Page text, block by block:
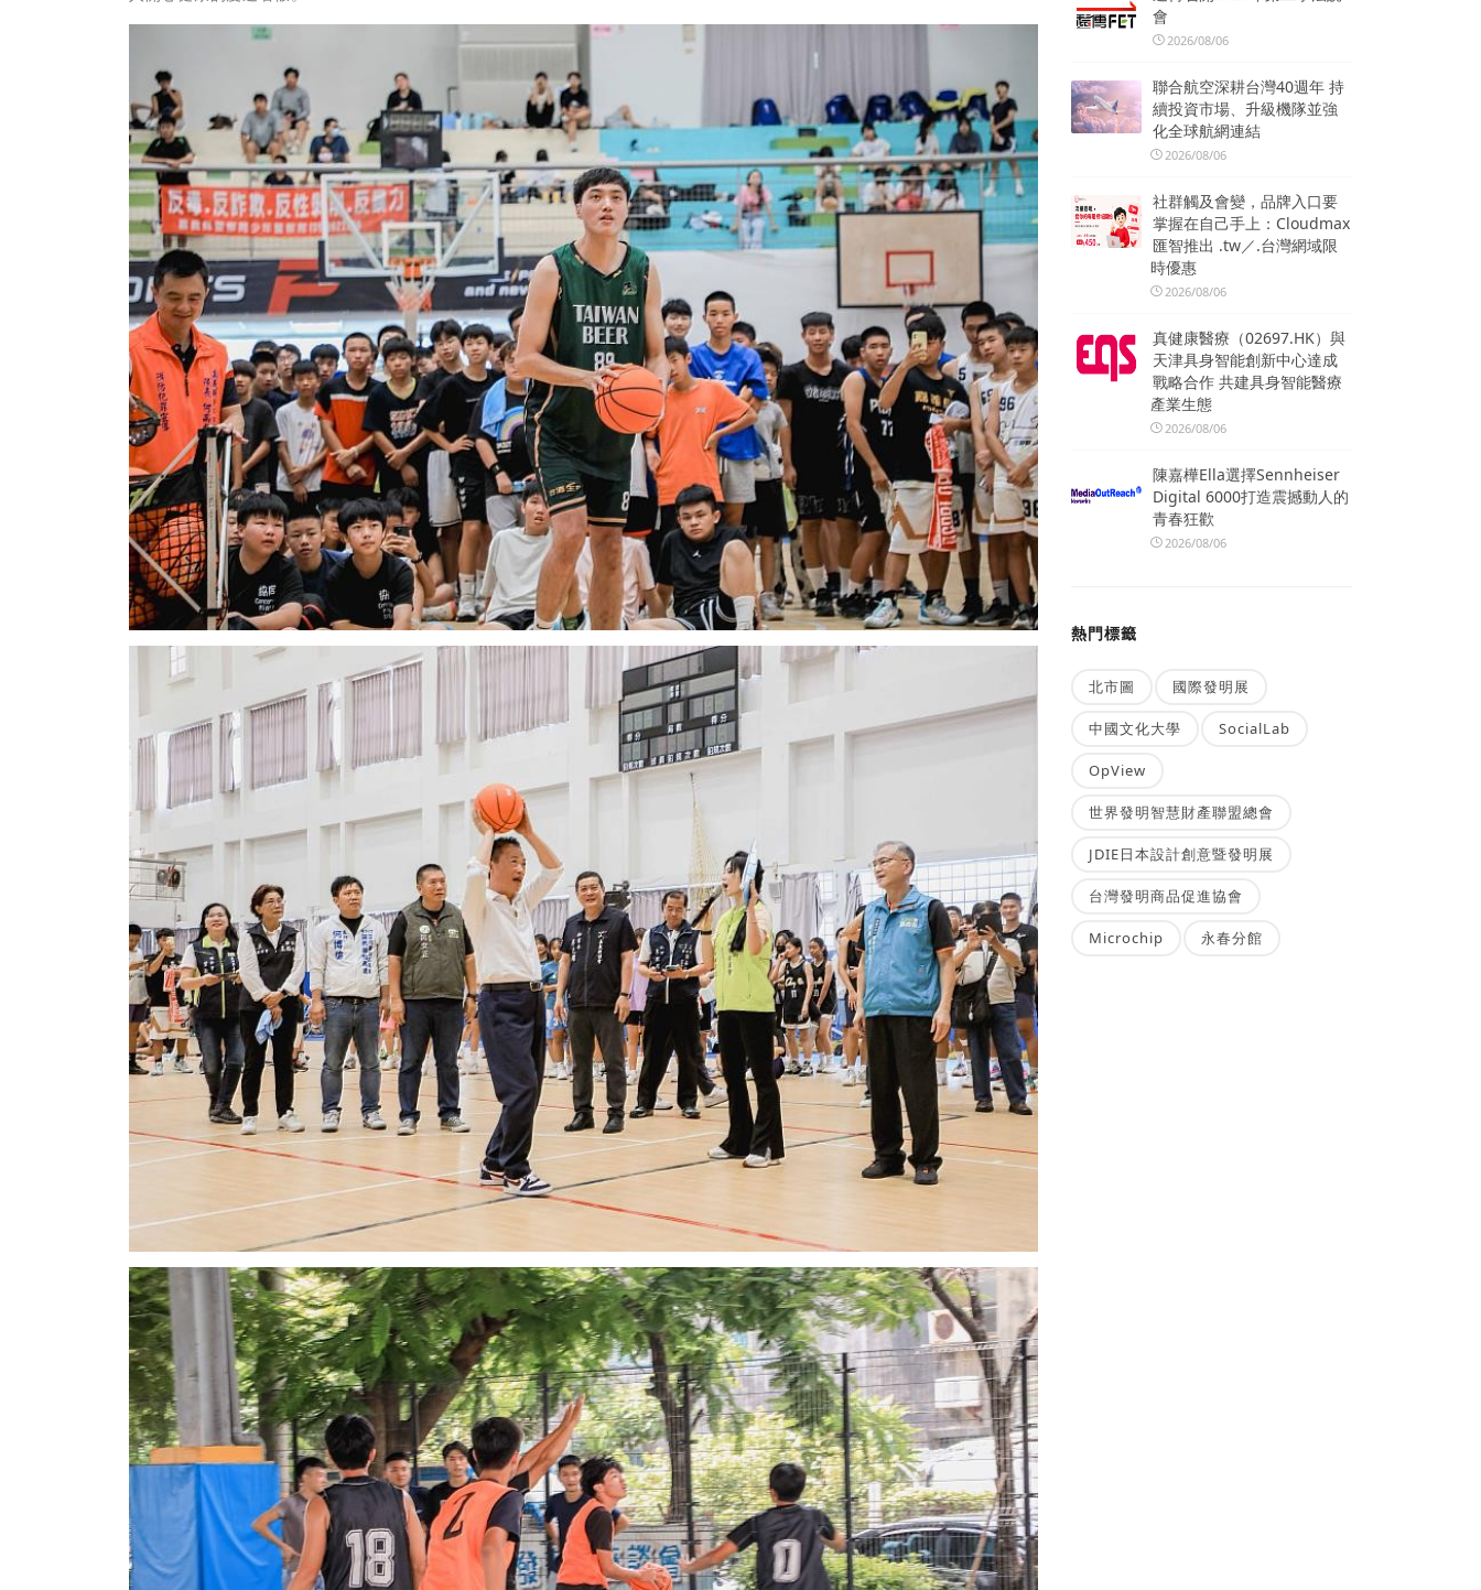
會
2026/08/06
聯合航空深耕台灣40週年 持
續投資市場、升級機隊並強
化全球航網連結
2026/08/06
社群觸及會變，品牌入口要
掌握在自己手上：Cloudmax
匯智推出 .tw／.台灣網域限
時優惠
2026/08/06
真健康醫療（02697.HK）與
天津具身智能創新中心達成
戰略合作 共建具身智能醫療
產業生態
2026/08/06
陳嘉樺Ella選擇Sennheiser
Digital 6000打造震撼動人的
青春狂歡
2026/08/06
熱門標籤
北市圖 國際發明展
中國文化大學 SocialLab
OpView
世界發明智慧財產聯盟總會
JDIE日本設計創意暨發明展
台灣發明商品促進協會
Microchip 永春分館